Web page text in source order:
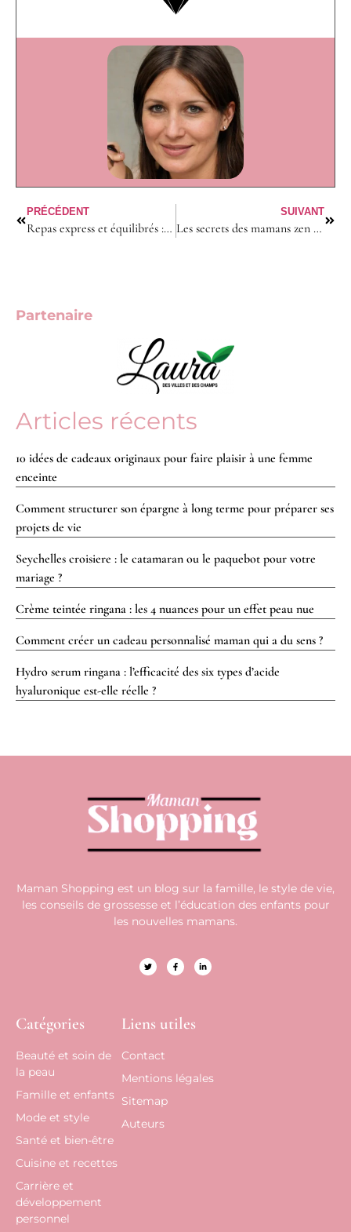
PRÉCÉDENT
Repas express et équilibrés : le guide ultime pour les mamans débordées
SUIVANT
Les secrets des mamans zen pour transformer les colères d’enfants en câlins !
Partenaire
Articles récents
10 idées de cadeaux originaux pour faire plaisir à une femme
enceinte
Comment structurer son épargne à long terme pour préparer ses
projets de vie
Seychelles croisiere : le catamaran ou le paquebot pour votre
mariage ?
Crème teintée ringana : les 4 nuances pour un effet peau nue
Comment créer un cadeau personnalisé maman qui a du sens ?
Hydro serum ringana : l’efficacité des six types d’acide
hyaluronique est-elle réelle ?
Maman Shopping est un blog sur la famille, le style de vie,
les conseils de grossesse et l’éducation des enfants pour
les nouvelles mamans.
Catégories
Beauté et soin de
la peau
Famille et enfants
Mode et style
Santé et bien-être
Cuisine et recettes
Carrière et
développement
personnel
Liens utiles
Contact
Mentions légales
Sitemap
Auteurs